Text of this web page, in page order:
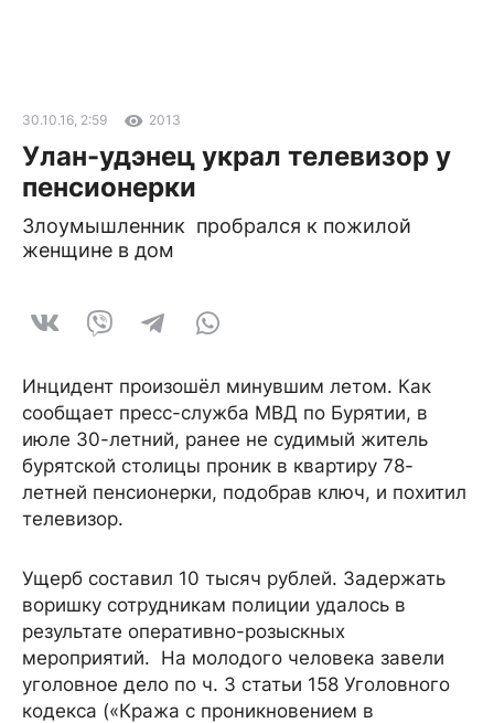
30.10.16, 2:59 2013
Улан-удэнец украл телевизор у
пенсионерки
Злоумышленник пробрался к пожилой
женщине в дом
Инцидент произошёл минувшим летом. Как
сообщает пресс-служба МВД по Бурятии, в
июле 30-летний, ранее не судимый житель
бурятской столицы проник в квартиру 78-
летней пенсионерки, подобрав ключ, и похитил
телевизор.
Ущерб составил 10 тысяч рублей. Задержать
воришку сотрудникам полиции удалось в
результате оперативно-розыскных
мероприятий. На молодого человека завели
уголовное дело по ч. 3 статьи 158 Уголовного
кодекса («Кража с проникновением в